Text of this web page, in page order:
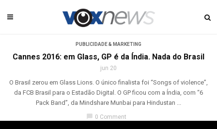
PUBLICIDADE & MARKETING
Cannes 2016: em Glass, GP é da Índia. Nada do Brasil
jun 20
O Brasil zerou em Glass Lions. O único finalista foi “Songs of violence”,
da FCB Brasil para o Estadão Digital. O GP ficou com a Índia, com “6
Pack Band”, da Mindshare Munbai para Hindustan ...
chat_bubble 0 Comment